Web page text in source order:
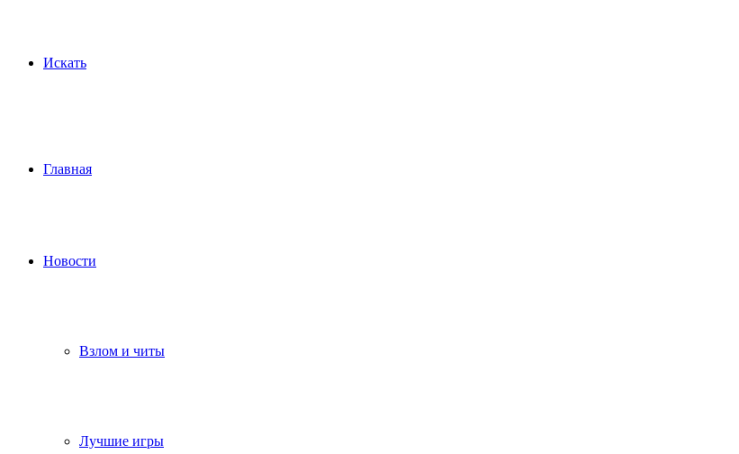
Искать
Главная
Новости
Взлом и читы
Лучшие игры